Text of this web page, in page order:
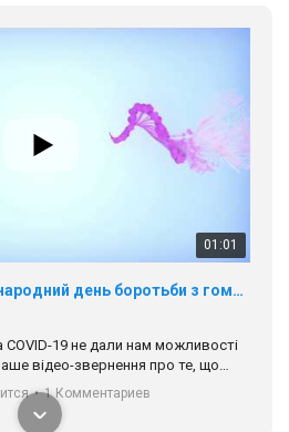
01:01
17 травня IDAHO. Міжнародний день боротьби з гомофобією трансфобією і біфобія.
COVІD-19 не дали нам можливості
відео-звернення про те, що
та не можемо зустрінеться, ми
хто поділяє цінності рівності та
до нас. Регіональні підрозділи
• 1 Комментариев